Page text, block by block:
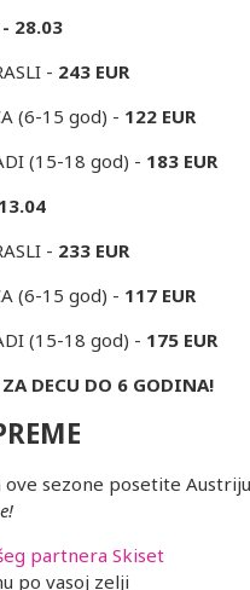
28.03
- 243 EUR
(6-15 god) - 122 EUR
(15-18 god) - 183 EUR
- 233 EUR
(6-15 god) - 117 EUR
(15-18 god) - 175 EUR
ZA DECU DO 6 GODINA!
sezone posetite
partnera Skiset
po vasoj zelji